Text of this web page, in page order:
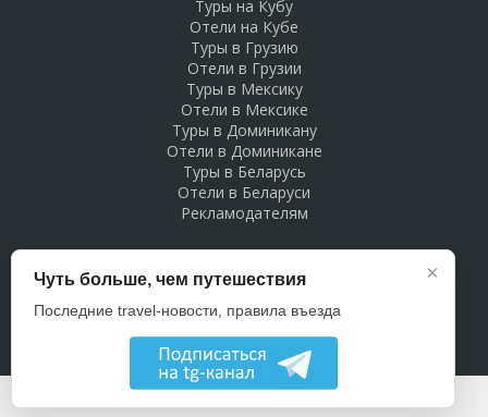
Туры на Кубу
Отели на Кубе
Туры в Грузию
Отели в Грузии
Туры в Мексику
Отели в Мексике
Туры в Доминикану
Отели в Доминикане
Туры в Беларусь
Отели в Беларуси
Рекламодателям
×
Чуть больше, чем путешествия
Последние travel-новости, правила въезда